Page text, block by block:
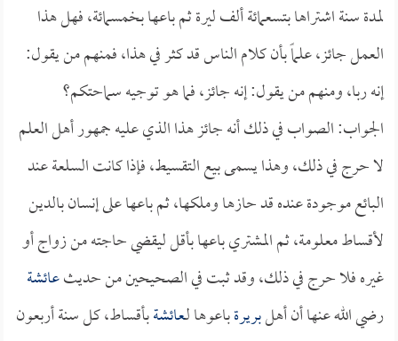
لمدة سنة اشتراها بتسعمائة ألف ليرة ثم باعها بخمسمائة، فهل هذا
العمل جائز، علماً بأن كلام الناس قد كثر في هذا، فمنهم من يقول:
إنه ربا، ومنهم من يقول: إنه جائز، فما هو توجيه سماحتكم؟
الجواب: الصواب في ذلك أنه جائز هذا الذي عليه جمهور أهل العلم
لا حرج في ذلك، وهذا يسمى بيع التقسيط، فإذا كانت السلعة عند
البائع موجودة عنده قد حازها وملكها، ثم باعها على إنسان بالدين
لأقساط معلومة، ثم المشتري باعها بأقل ليقضي حاجته من زواج أو
غيره فلا حرج في ذلك، وقد ثبت في الصحيحين من حديثعائشة
رضي الله عنها أن أهلبريرةباعوها لـعائشةبأقساط، كل سنة أربعون